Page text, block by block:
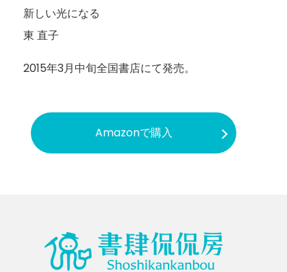
新しい光になる
東 直子
2015年3月中旬全国書店にて発売。
Amazonで購入